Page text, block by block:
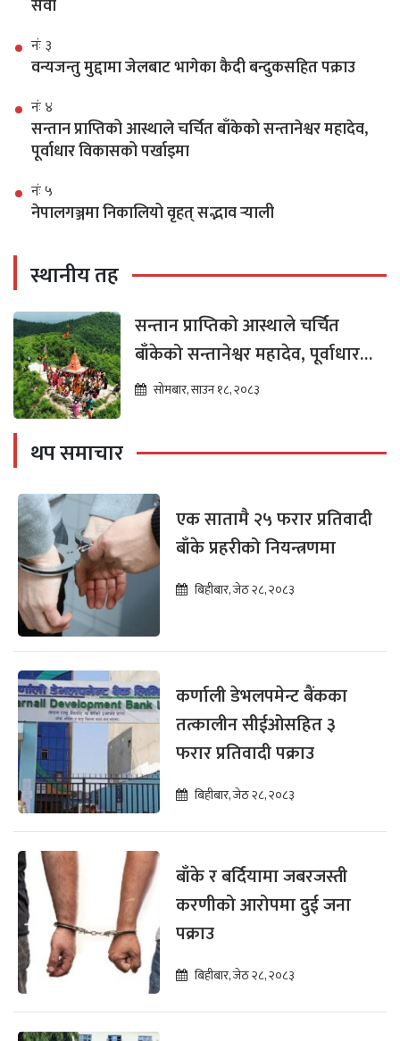
सेवा
नंः ३
वन्यजन्तु मुद्दामा जेलबाट भागेका कैदी बन्दुकसहित पक्राउ
नंः ४
सन्तान प्राप्तिको आस्थाले चर्चित बाँकेको सन्तानेश्वर महादेव,
पूर्वाधार विकासको पर्खाइमा
नंः ५
नेपालगञ्जमा निकालियो वृहत् सद्भाव र्‍याली
स्थानीय तह
सन्तान प्राप्तिको आस्थाले चर्चित
बाँकेको सन्तानेश्वर महादेव, पूर्वाधार
विकासको पर्खाइमा
सोमबार, साउन १८, २०८३
थप समाचार
एक सातामै २५ फरार प्रतिवादी
बाँके प्रहरीको नियन्त्रणमा
बिहीबार, जेठ २८, २०८३
कर्णाली डेभलपमेन्ट बैंकका
तत्कालीन सीईओसहित ३
फरार प्रतिवादी पक्राउ
बिहीबार, जेठ २८, २०८३
बाँके र बर्दियामा जबरजस्ती
करणीको आरोपमा दुई जना
पक्राउ
बिहीबार, जेठ २८, २०८३